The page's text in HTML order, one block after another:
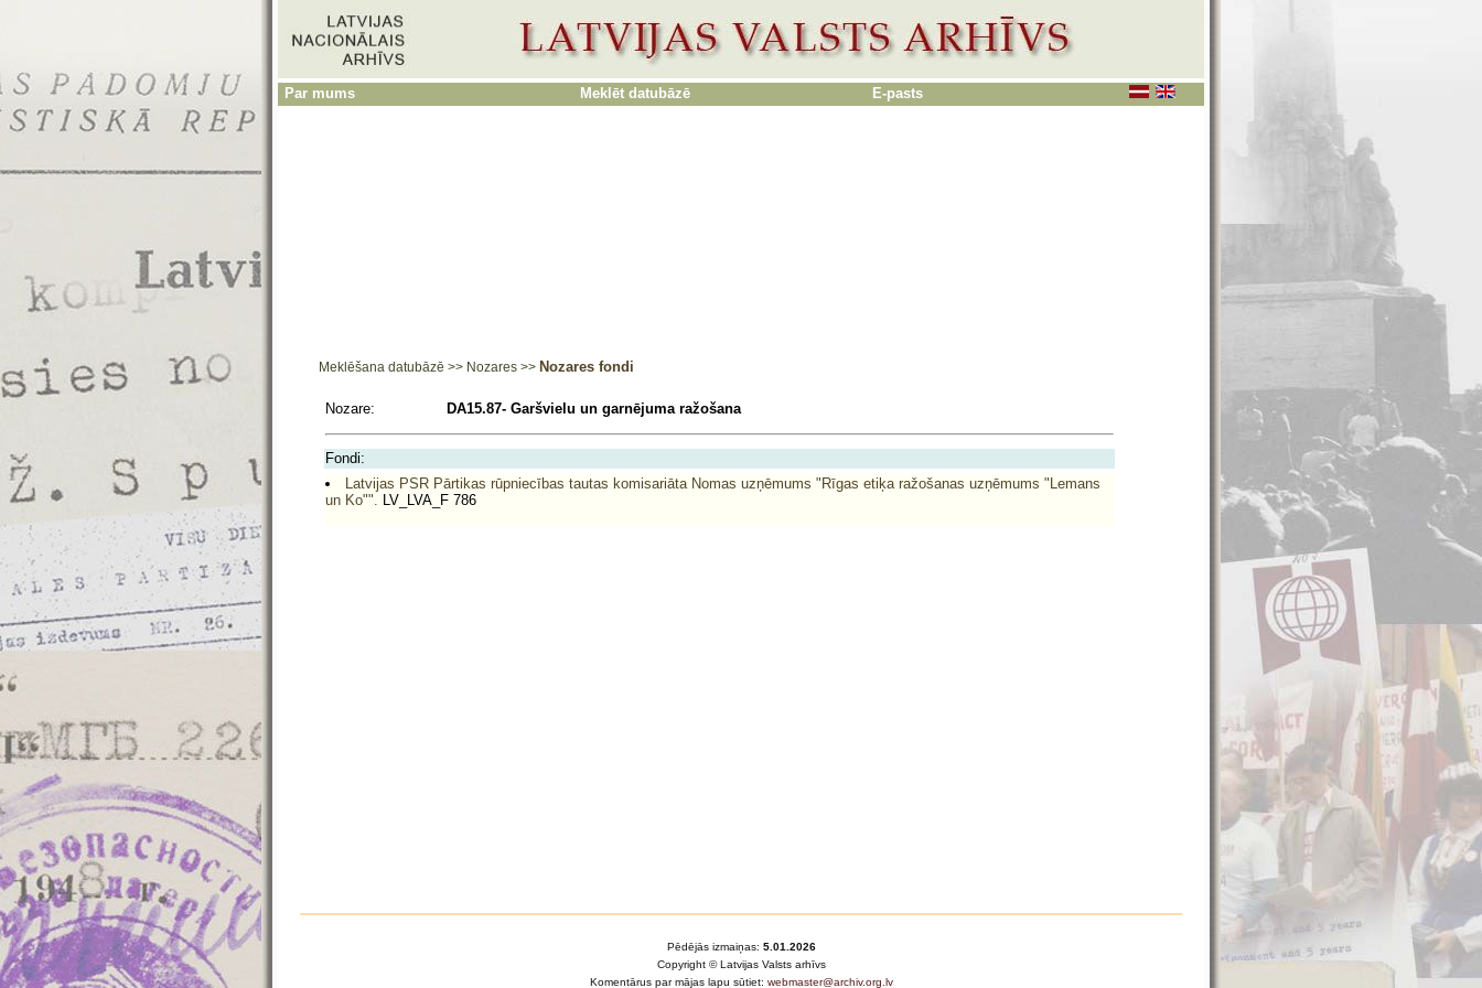
Par mums Meklēt datubāzē E-pasts
Meklēšana datubāzē >> Nozares >> Nozares fondi
Nozare: DA15.87- Garšvielu un garnējuma ražošana
Fondi:
Latvijas PSR Pārtikas rūpniecības tautas komisariāta Nomas uzņēmums "Rīgas etiķa ražošanas uzņēmums "Lemans
un Ko"". LV_LVA_F 786
Pēdējās izmaiņas: 5.01.2026
Copyright © Latvijas Valsts arhīvs
Komentārus par mājas lapu sūtiet: webmaster@archiv.org.lv